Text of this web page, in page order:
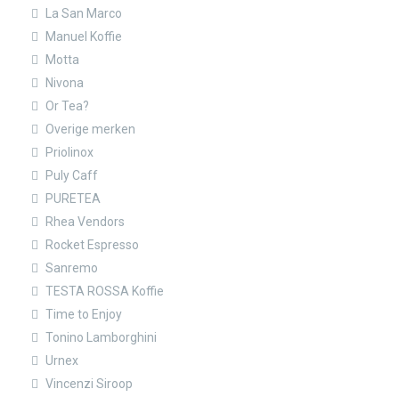
La San Marco
Manuel Koffie
Motta
Nivona
Or Tea?
Overige merken
Priolinox
Puly Caff
PURETEA
Rhea Vendors
Rocket Espresso
Sanremo
TESTA ROSSA Koffie
Time to Enjoy
Tonino Lamborghini
Urnex
Vincenzi Siroop